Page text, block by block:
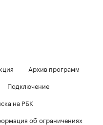
Архив программ
Подключение
на РБК
об ограничениях